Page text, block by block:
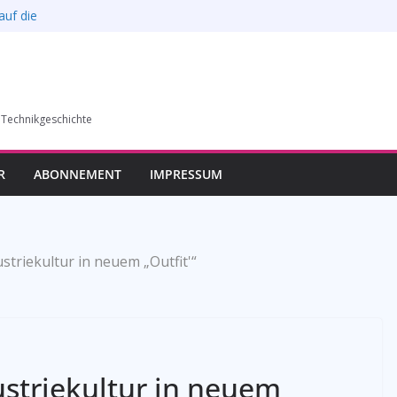
die
in Bochum vom
ABONNEMENT IMPRESSUM
in neuem „Outfit'“
in neuem